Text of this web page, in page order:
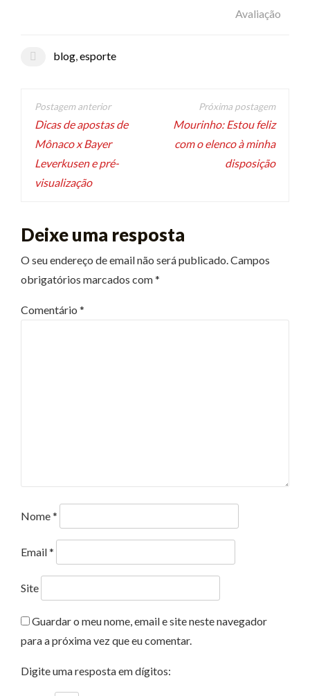
Avaliação
blog,esporte
Navegação
de
artigos
Dicas de apostas de
Mônaco x Bayer
Leverkusen e pré-
visualização
Mourinho: Estou feliz
com o elenco à minha
disposição
Deixe uma resposta
O seu endereço de email não será publicado.Campos
obrigatórios marcados com*
Comentário *
Nome*
Email*
Site
Guardar o meu nome, email e site neste navegador
para a próxima vez que eu comentar.
Digite uma resposta em dígitos: